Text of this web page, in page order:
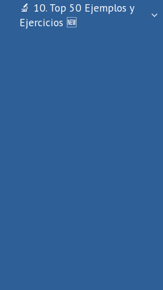
🔬 10. Top 50 Ejemplos y
Ejercicios 🆕